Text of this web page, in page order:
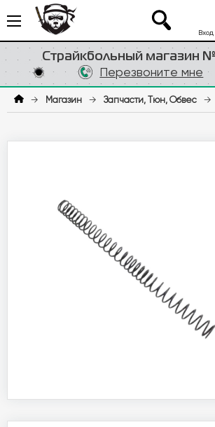
Страйкбольный магазин
Перезвоните мне
→ Магазин → Запчасти, Тюн, Обвес →